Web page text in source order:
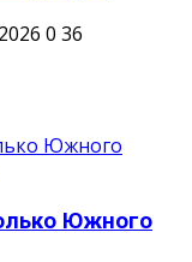
0 36
Южного